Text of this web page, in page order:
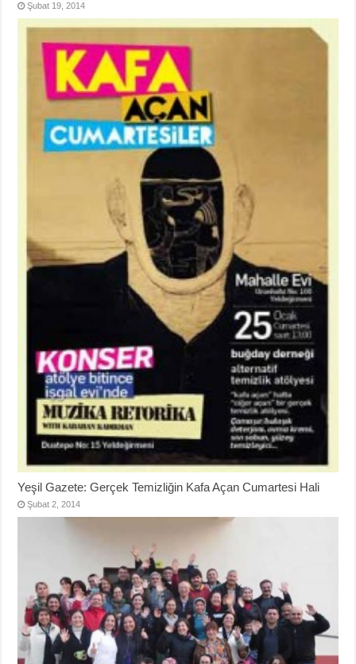
Şubat 19, 2014
Yeşil Gazete: Gerçek Temizliğin Kafa Açan Cumartesi Hali
Şubat 2, 2014